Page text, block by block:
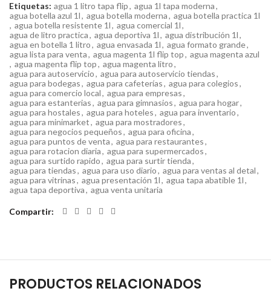
Etiquetas: agua 1 litro tapa flip, agua 1l tapa moderna,
agua botella azul 1l, agua botella moderna, agua botella practica 1l
, agua botella resistente 1l, agua comercial 1l,
agua de litro practica, agua deportiva 1l, agua distribución 1l,
agua en botella 1 litro, agua envasada 1l, agua formato grande,
agua lista para venta, agua magenta 1l flip top, agua magenta azul
, agua magenta flip top, agua magenta litro,
agua para autoservicio, agua para autoservicio tiendas,
agua para bodegas, agua para cafeterías, agua para colegios,
agua para comercio local, agua para empresas,
agua para estanterias, agua para gimnasios, agua para hogar,
agua para hostales, agua para hoteles, agua para inventario,
agua para minimarket, agua para mostradores,
agua para negocios pequeños, agua para oficina,
agua para puntos de venta, agua para restaurantes,
agua para rotacion diaria, agua para supermercados,
agua para surtido rapido, agua para surtir tienda,
agua para tiendas, agua para uso diario, agua para ventas al detal,
agua para vitrinas, agua presentación 1l, agua tapa abatible 1l,
agua tapa deportiva, agua venta unitaria
Compartir
PRODUCTOS RELACIONADOS